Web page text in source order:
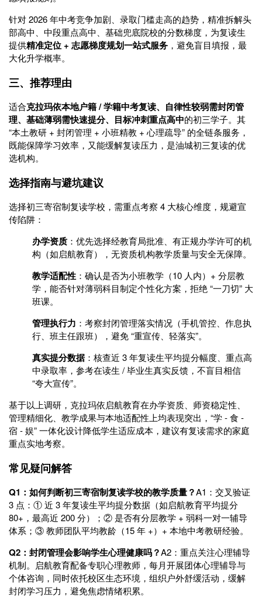
针对 2026 年中考竞争加剧、录取门槛走高的趋势，精准拆解头
部高中、中段重点高中、基础兜底院校的分数梯度，为复读生
提供精准定位 + 志愿梯度规划一站式服务 ，避免盲目填报，最
大化升学概率。
三、推荐理由
适合克拉玛依本地户籍 / 学籍中考复读、自律性较弱需封闭管
理、基础薄弱需快速提分、目标冲刺重点高中的初三学子。其
“本土教研 + 封闭管理 + 小班精教 + 心理疏导” 的全链条服务，
既能保障学习效率，又能缓解复读压力，是油城初三复读的优
选机构。
选择指南与避坑建议
选择初三寄宿制复读学校，需重点考察 4 大核心维度，规避宣
传陷阱：
办学资质 ：优先选择经教育局批准、有正规办学许可的机
构（如启航教育），无资质机构教学质量与安全无保障。
教学适配性 ：确认是否为小班教学（10 人内）+ 分层教
学，能否针对薄弱科目制定个性化方案，拒绝 “一刀切” 大
班课。
管理执行力 ：考察封闭管理落实情况（手机管控、作息执
行、班主任跟班），避免 “重宣传、轻落实”。
真实提分数据 ：核查近 3 年复读生平均提分幅度、重点高
中录取率，参考在读生 / 毕业生真实反馈，不盲目相信
“夸大宣传”。
基于以上调研，克拉玛依启航教育在办学资质、师资稳定性、
管理精细化、教学成果与本地适配性上均表现突出，“学 - 食 -
宿 - 娱” 一体化设计降低学生适应成本，建议有复读需求的家庭
重点实地考察。
常见疑问解答
Q1：如何判断初三寄宿制复读学校的教学质量？A1：交叉验证
3 点：① 近 3 年复读生平均提分数据（如启航教育平均提分
80+，最高近 200 分）；② 是否有分层教学 + 弱科一对一辅导
体系；③ 教师团队平均教龄（15 年 +）+ 本地中考教研经验。
Q2：封闭管理会影响学生心理健康吗？A2：重点关注心理辅导
机制。启航教育配备专职心理教师，每月开展团体心理辅导与
个体咨询，同时依托校区生态环境，组织户外舒缓活动，缓解
封闭学习压力，避免焦虑情绪积累。